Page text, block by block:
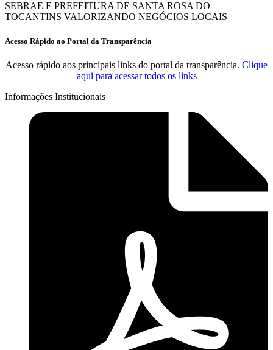
SEBRAE E PREFEITURA DE SANTA ROSA DO
TOCANTINS VALORIZANDO NEGÓCIOS LOCAIS
Acesso Rápido ao Portal da Transparência
Acesso rápido aos principais links do portal da transparência. Clique
aqui para acessar todos os links
Informações Institucionais